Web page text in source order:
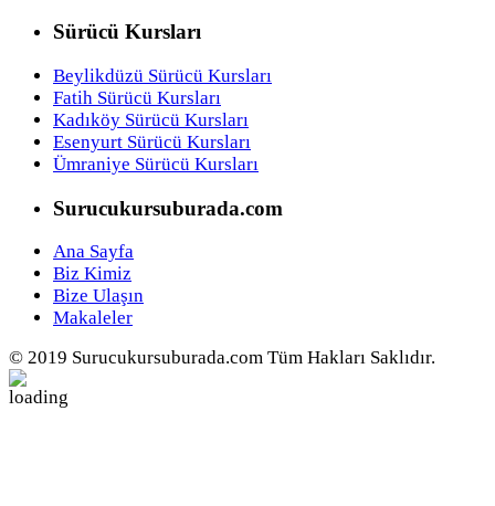
Sürücü Kursları
Beylikdüzü Sürücü Kursları
Fatih Sürücü Kursları
Kadıköy Sürücü Kursları
Esenyurt Sürücü Kursları
Ümraniye Sürücü Kursları
Surucukursuburada.com
Ana Sayfa
Biz Kimiz
Bize Ulaşın
Makaleler
© 2019 Surucukursuburada.com Tüm Hakları Saklıdır.